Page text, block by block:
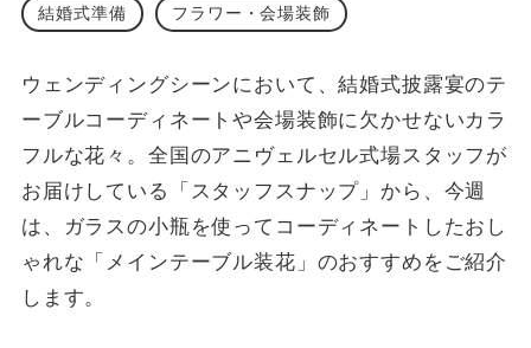
結婚式準備 フラワー・会場装飾
ウェンディングシーンにおいて、結婚式披露宴のテ
ーブルコーディネートや会場装飾に欠かせないカラ
フルな花々。全国のアニヴェルセル式場スタッフが
お届けしている「スタッフスナップ」から、今週
は、ガラスの小瓶を使ってコーディネートしたおし
ゃれな「メインテーブル装花」のおすすめをご紹介
します。